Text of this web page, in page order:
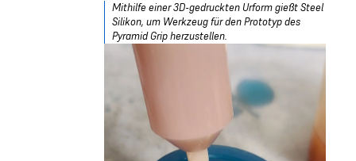
Mithilfe einer 3D-gedruckten Urform gießt Steel
Silikon, um Werkzeug für den Prototyp des
Pyramid Grip herzustellen.